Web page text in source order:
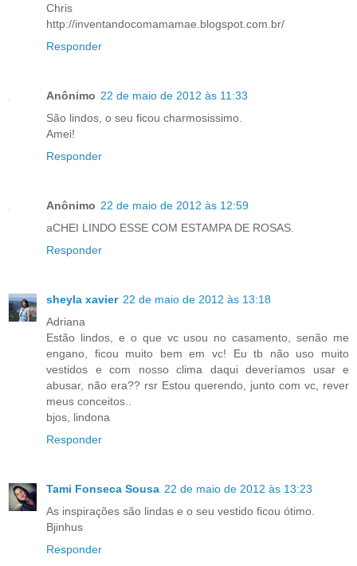
Chris
http://inventandocomamamae.blogspot.com.br/
Responder
Anônimo 22 de maio de 2012 às 11:33
São lindos, o seu ficou charmosissimo.
Amei!
Responder
Anônimo 22 de maio de 2012 às 12:59
aCHEI LINDO ESSE COM ESTAMPA DE ROSAS.
Responder
sheyla xavier 22 de maio de 2012 às 13:18
Adriana
Estão lindos, e o que vc usou no casamento, senão me
engano, ficou muito bem em vc! Eu tb não uso muito
vestidos e com nosso clima daqui deveríamos usar e
abusar, não era?? rsr Estou querendo, junto com vc, rever
meus conceitos..
bjos, lindona
Responder
Tami Fonseca Sousa 22 de maio de 2012 às 13:23
As inspirações são lindas e o seu vestido ficou ótimo.
Bjinhus
Responder